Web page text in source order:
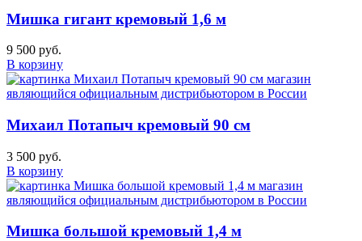
Мишка гигант кремовый 1,6 м
9 500 руб.
В корзину
Михаил Потапыч кремовый 90 см
3 500 руб.
В корзину
Мишка большой кремовый 1,4 м